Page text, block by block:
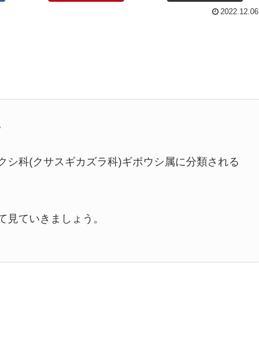
2022.12.06
シ科(クサスギカズラ科)ギボウシ属に分類される
見ていきましょう。